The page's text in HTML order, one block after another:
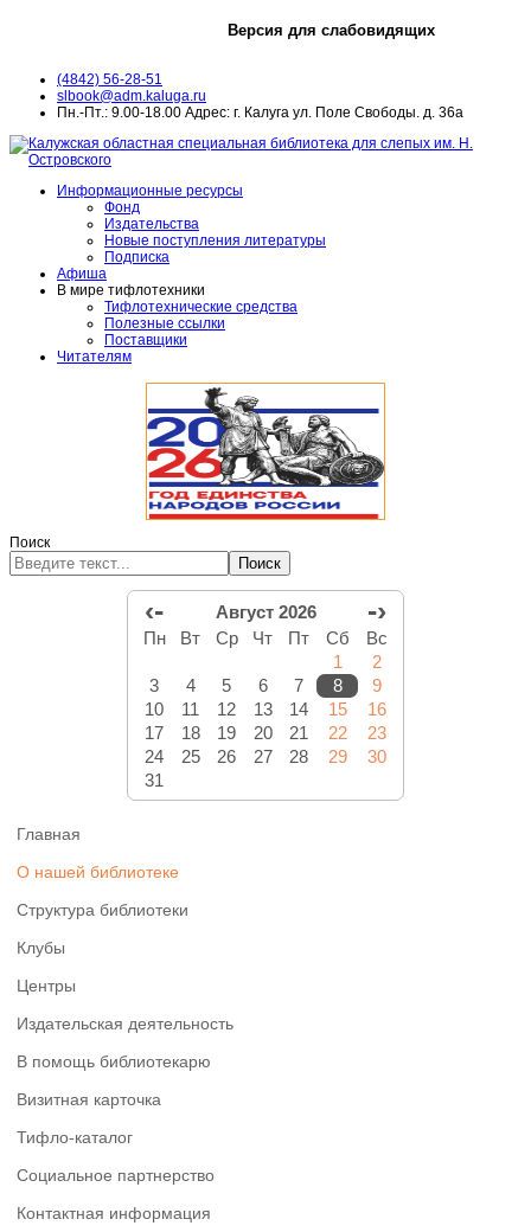
Версия для слабовидящих
(4842) 56-28-51
slbook@adm.kaluga.ru
Пн.-Пт.: 9.00-18.00 Адрес: г. Калуга ул. Поле Свободы. д. 36а
Информационные ресурсы
Фонд
Издательства
Новые поступления литературы
Подписка
Афиша
В мире тифлотехники
Тифлотехнические средства
Полезные ссылки
Поставщики
Читателям
Поиск
Поиск
‹- Август 2026 -›
Пн Вт Ср Чт Пт Сб
Вс
1
2
3
4 5 6 7 8
9
10
11 12 13 14 15
16
17
18 19 20 21 22
23
24
25 26 27 28 29
30
31
Главная
О нашей библиотеке
Структура библиотеки
Клубы
Центры
Издательская деятельность
В помощь библиотекарю
Визитная карточка
Тифло-каталог
Социальное партнерство
Контактная информация